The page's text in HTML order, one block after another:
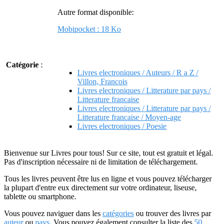
Autre format disponible:
Mobipocket : 18 Ko
Catégorie :
Livres electroniques / Auteurs / R a Z /
Villon, Francois
Livres electroniques / Litterature par pays /
Litterature francaise
Livres electroniques / Litterature par pays /
Litterature francaise / Moyen-age
Livres electroniques / Poesie
Bienvenue sur Livres pour tous! Sur ce site, tout est gratuit et légal.
Pas d'inscription nécessaire ni de limitation de téléchargement.
Tous les livres peuvent être lus en ligne et vous pouvez télécharger
la plupart d'entre eux directement sur votre ordinateur, liseuse,
tablette ou smartphone.
Vous pouvez naviguer dans les catégories ou trouver des livres par
auteurou pays. Vous pouvez également consulter la liste des 50